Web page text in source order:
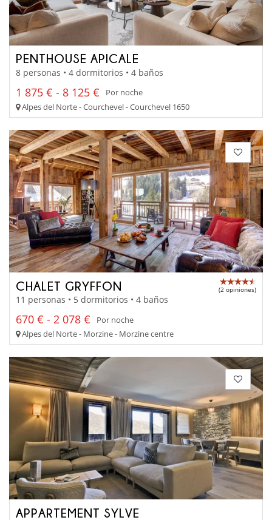
PENTHOUSE APICALE
8 personas • 4 dormitorios • 4 baños
1 875 € - 8 125 €
Por noche
Alpes del Norte - Courchevel - Courchevel 1650
CHALET GRYFFON (2 opiniones)
11 personas • 5 dormitorios • 4 baños
670 € - 2 078 €
Por noche
Alpes del Norte - Morzine - Morzine centre
APPARTEMENT SYLVE